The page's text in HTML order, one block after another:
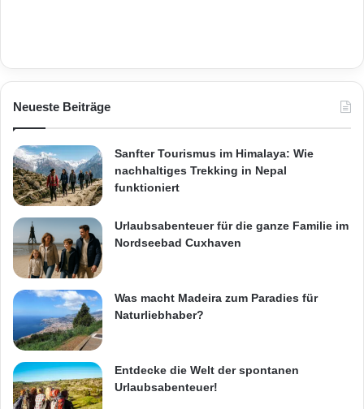
Neueste Beiträge
Sanfter Tourismus im Himalaya: Wie
nachhaltiges Trekking in Nepal
funktioniert
Urlaubsabenteuer für die ganze Familie im
Nordseebad Cuxhaven
Was macht Madeira zum Paradies für
Naturliebhaber?
Entdecke die Welt der spontanen
Urlaubsabenteuer!